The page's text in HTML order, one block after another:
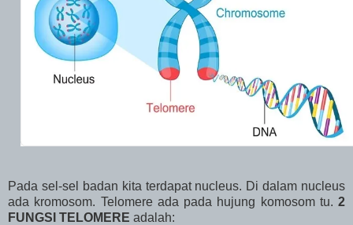
Pada sel-sel badan kita terdapat nucleus. Di dalam nucleus
ada kromosom. Telomere ada pada hujung komosom tu. 2
FUNGSI TELOMERE adalah: